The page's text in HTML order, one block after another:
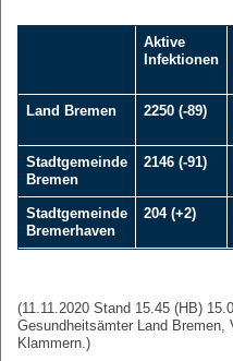
Aktive
Infektionen
Land Bremen 2250 (-89)
Stadtgemeinde
Bremen
2146 (-91)
Stadtgemeinde
Bremerhaven
204 (+2)
(11.11.2020 Stand 15.45 (HB)
Gesundheitsämter Land Bremen,
Klammern.)